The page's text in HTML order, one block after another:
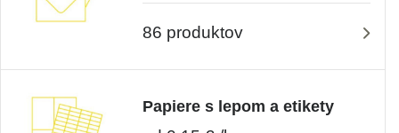
86 produktov
Papiere s lepom a etikety